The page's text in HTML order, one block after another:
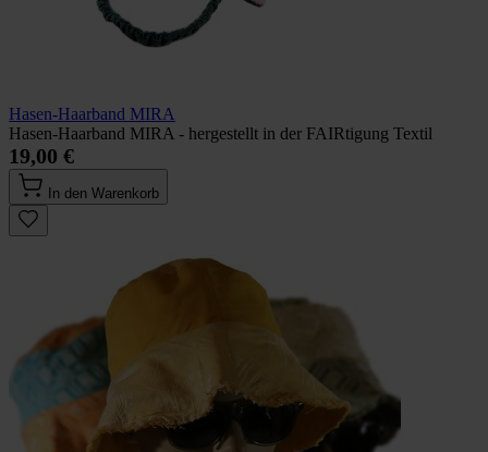
Hasen-Haarband MIRA
Hasen-Haarband MIRA - hergestellt in der FAIRtigung Textil
19,00 €
In den Warenkorb